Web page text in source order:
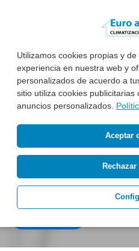
Utilizamos cookies propias y
experiencia en nuestra web y
personalizados de acuerdo a
sitio utiliza cookies
anuncios personalizados.
Aceptar
Hasta 24 meses sin
Financiación hasta
24 meses
intereses
consúltenos